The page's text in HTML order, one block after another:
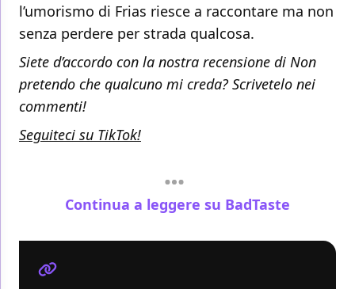
l’umorismo di Frias riesce a raccontare ma non
senza perdere per strada qualcosa.
Siete d’accordo con la nostra recensione di Non
pretendo che qualcuno mi creda? Scrivetelo nei
commenti!
Seguiteci su TikTok!
Continua a leggere su BadTaste